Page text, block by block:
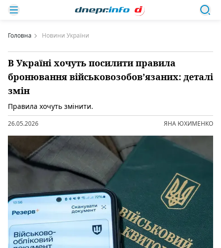
Головна Новини України
В Україні хочуть посилити правила
бронювання військовозобов’язаних: деталі
змін
Правила хочуть змінити.
26.05.2026 ЯНА ЮХИМЕНКО